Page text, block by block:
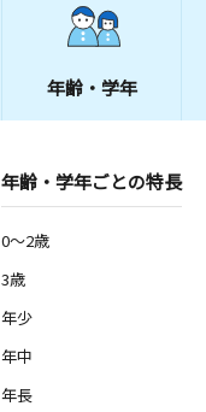
年齢・学年
年齢・学年ごとの特長
0～2歳
3歳
年少
年中
年長